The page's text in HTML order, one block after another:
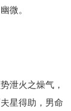
微。
泄火之燥气，
星得助，男命